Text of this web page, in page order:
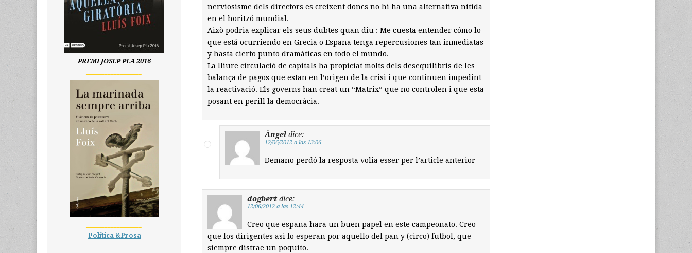
nerviosisme dels directors es creixent doncs no hi ha una alternativa nítida
en el horitzó mundial.
Això podria explicar els seus dubtes quan diu : Me cuesta entender cómo lo
que está ocurriendo en Grecia o España tenga repercusiones tan inmediatas
y hasta cierto punto dramáticas en todo el mundo.
La lliure circulació de capitals ha propiciat molts dels desequilibris de les
balança de pagos que estan en l’origen de la crisi i que continuen impedint
la reactivació. Els governs han creat un “Matrix” que no controlen i que esta
posant en perill la democràcia.
Àngel dice:
12/06/2012 a las 13:06
Demano perdó la resposta volia esser per l’article anterior
dogbert dice:
12/06/2012 a las 12:44
Creo que españa hara un buen papel en este campeonato. Creo
que los dirigentes asi lo esperan por aquello del pan y (circo) futbol, que
siempre distrae un poquito.
PREMI JOSEP PLA 2016
Política &Prosa